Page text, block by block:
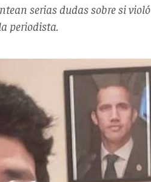
serias dudas sobre si
periodista.